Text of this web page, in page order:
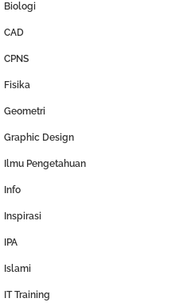
CAD
CPNS
Fisika
Geometri
Graphic Design
Ilmu Pengetahuan
Info
Inspirasi
IPA
Islami
IT Training
Kimia